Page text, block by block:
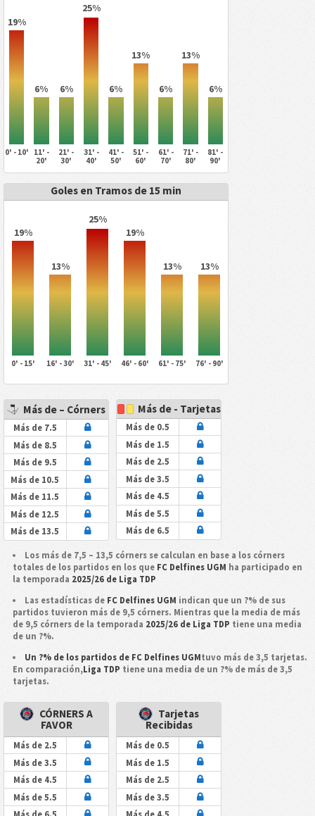
19%
6% 6%
25%
6%
13%
6%
13%
6%
0' - 10'
11' -
20'
21' -
30'
31' -
40'
41' -
50'
51' -
60'
61' -
70'
71' -
80'
81' -
90'
Goles en Tramos de 15 min
19%
13%
25%
19%
13% 13%
0' - 15' 16' - 30' 31' - 45' 46' - 60' 61' - 75' 76' - 90'
Más de – Córners
Más de 7.5
Más de 8.5
Más de 9.5
Más de 10.5
Más de 11.5
Más de 12.5
Más de 13.5
Más de - Tarjetas
Más de 0.5
Más de 1.5
Más de 2.5
Más de 3.5
Más de 4.5
Más de 5.5
Más de 6.5
Los más de 7,5 – 13,5 córners se calculan en base a los córners
totales de los partidos en los que FC Delfines UGM ha participado en
la temporada 2025/26 de Liga TDP
Las estadísticas de FC Delfines UGM indican que un ?% de sus
partidos tuvieron más de 9,5 córners. Mientras que la media de más
de 9,5 córners de la temporada 2025/26 de Liga TDP tiene una media
de un ?%.
Un ?% de los partidos de FC Delfines UGMtuvo más de 3,5 tarjetas.
En comparación,Liga TDP tiene una media de un ?% de más de 3,5
tarjetas.
CÓRNERS A
FAVOR
Más de 2.5
Más de 3.5
Más de 4.5
Más de 5.5
Tarjetas
Recibidas
Más de 0.5
Más de 1.5
Más de 2.5
Más de 3.5